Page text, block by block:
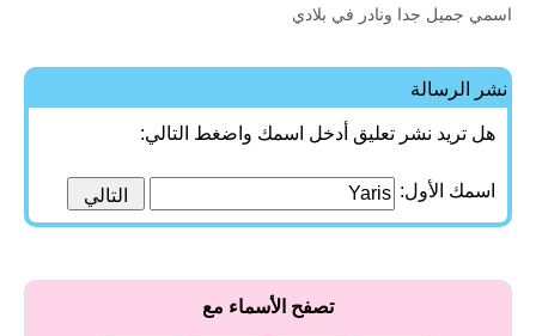
اسمي جميل جدا ونادر في بلادي
نشر الرسالة
هل تريد نشر تعليق أدخل اسمك واضغط التالي:
اسمك الأول:
تصفح الأسماء مع